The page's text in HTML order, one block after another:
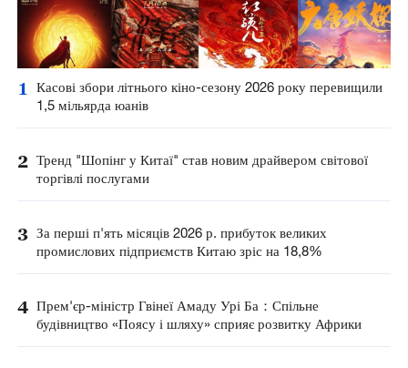
1
Касові збори літнього кіно-сезону 2026 року перевищили
1,5 мільярда юанів
2 Тренд "Шопінг у Китаї" став новим драйвером світової
торгівлі послугами
3 За перші п'ять місяців 2026 р. прибуток великих
промислових підприємств Китаю зріс на 18,8%
4 Прем'єр-міністр Гвінеї Амаду Урі Ба：Спільне
будівництво «Поясу і шляху» сприяє розвитку Африки